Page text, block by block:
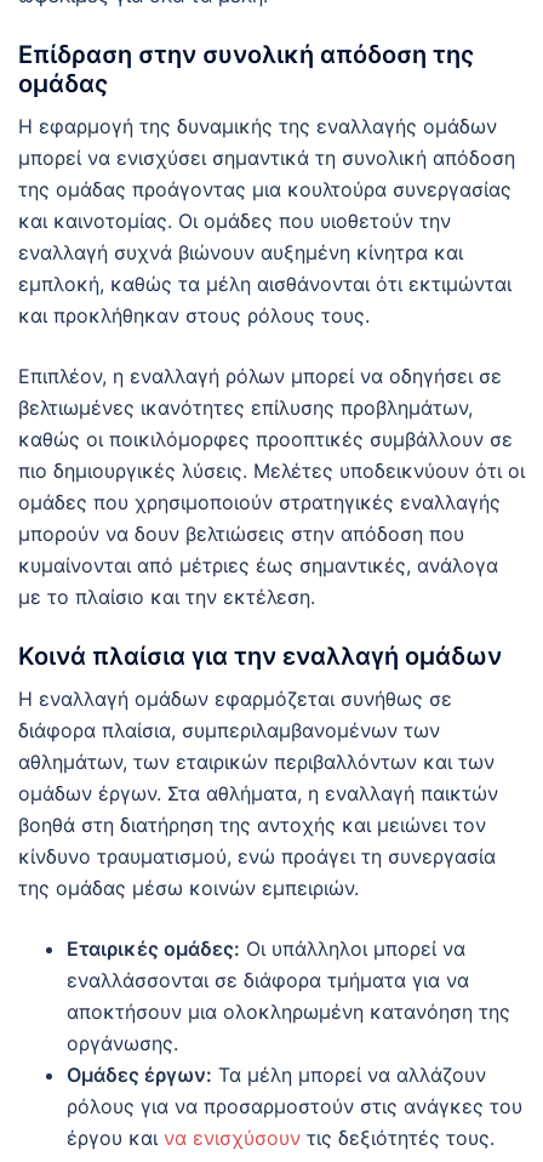
Επίδραση στην συνολική απόδοση της
ομάδας
Η εφαρμογή της δυναμικής της εναλλαγής ομάδων
μπορεί να ενισχύσει σημαντικά τη συνολική απόδοση
της ομάδας προάγοντας μια κουλτούρα συνεργασίας
και καινοτομίας. Οι ομάδες που υιοθετούν την
εναλλαγή συχνά βιώνουν αυξημένη κίνητρα και
εμπλοκή, καθώς τα μέλη αισθάνονται ότι εκτιμώνται
και προκλήθηκαν στους ρόλους τους.
Επιπλέον, η εναλλαγή ρόλων μπορεί να οδηγήσει σε
βελτιωμένες ικανότητες επίλυσης προβλημάτων,
καθώς οι ποικιλόμορφες προοπτικές συμβάλλουν σε
πιο δημιουργικές λύσεις. Μελέτες υποδεικνύουν ότι οι
ομάδες που χρησιμοποιούν στρατηγικές εναλλαγής
μπορούν να δουν βελτιώσεις στην απόδοση που
κυμαίνονται από μέτριες έως σημαντικές, ανάλογα
με το πλαίσιο και την εκτέλεση.
Κοινά πλαίσια για την εναλλαγή ομάδων
Η εναλλαγή ομάδων εφαρμόζεται συνήθως σε
διάφορα πλαίσια, συμπεριλαμβανομένων των
αθλημάτων, των εταιρικών περιβαλλόντων και των
ομάδων έργων. Στα αθλήματα, η εναλλαγή παικτών
βοηθά στη διατήρηση της αντοχής και μειώνει τον
κίνδυνο τραυματισμού, ενώ προάγει τη συνεργασία
της ομάδας μέσω κοινών εμπειριών.
Εταιρικές ομάδες: Οι υπάλληλοι μπορεί να
εναλλάσσονται σε διάφορα τμήματα για να
αποκτήσουν μια ολοκληρωμένη κατανόηση της
οργάνωσης.
Ομάδες έργων: Τα μέλη μπορεί να αλλάζουν
ρόλους για να προσαρμοστούν στις ανάγκες του
έργου και να ενισχύσουν τις δεξιότητές τους.